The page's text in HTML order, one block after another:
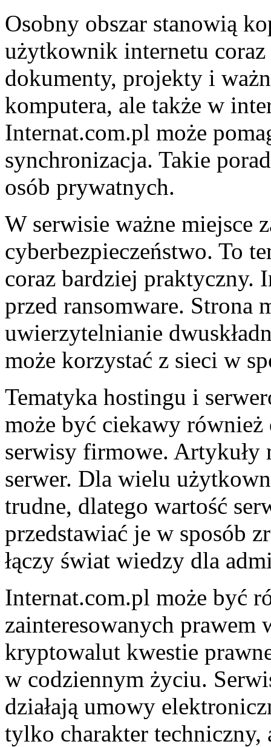
Osobny obszar stanowią
użytkownik internetu
dokumenty, projekty i
komputera, ale także w
Internat.com.pl może
synchronizacja. Takie
osób prywatnych.
W serwisie ważne miejsce
cyberbezpieczeństwo. To
coraz bardziej praktyczny.
przed ransomware. Strona
uwierzytelnianie
może korzystać z sieci w
Tematyka hostingu i
może być ciekawy również
serwisy firmowe. Artykuły
serwer. Dla wielu
trudne, dlatego wartość
przedstawiać je w sposób
łączy świat wiedzy dla
Internat.com.pl może być
zainteresowanych prawem
kryptowalut kwestie
w codziennym życiu.
działają umowy
tylko charakter techniczny,